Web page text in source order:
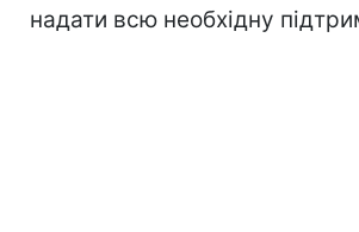
надати всю необхідну